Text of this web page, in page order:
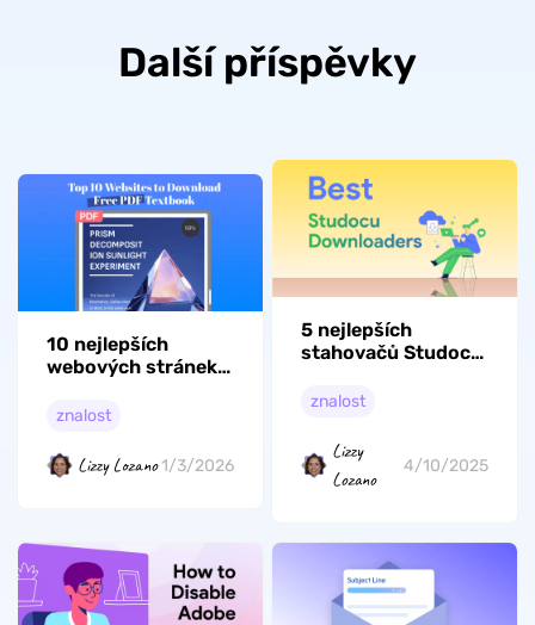
Další příspěvky
10 nejlepších
webových stránek s
učebnicemi ke
formátu PDF v roce
2026
znalost
Lizzy Lozano1/3/2026
5 nejlepších
stahovačů Studocu,
použít
znalost
Lizzy
Lozano
4/10/2025